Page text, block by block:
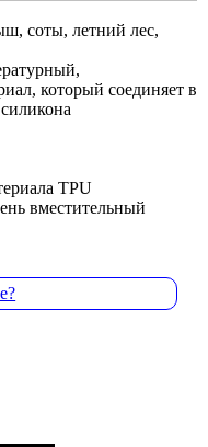
соты, летний лес,
который соединяет в
TPU
вместительный